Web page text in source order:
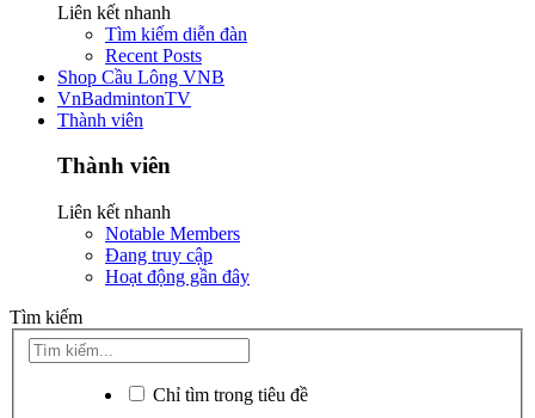
Liên kết nhanh
Tìm kiếm diễn đàn
Recent Posts
Shop Cầu Lông VNB
VnBadmintonTV
Thành viên
Thành viên
Liên kết nhanh
Notable Members
Đang truy cập
Hoạt động gần đây
Tìm kiếm
Chỉ tìm trong tiêu đề